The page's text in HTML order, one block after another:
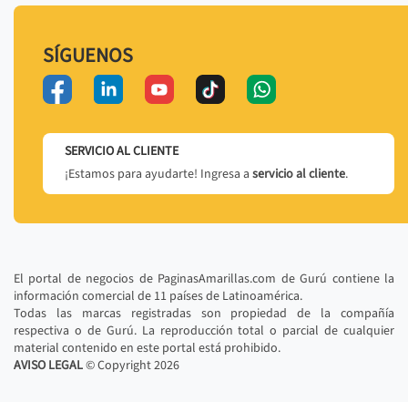
SÍGUENOS
SERVICIO AL CLIENTE
¡Estamos para ayudarte! Ingresa a servicio al cliente.
El portal de negocios de PaginasAmarillas.com de Gurú contiene la
información comercial de 11 países de Latinoamérica.
Todas las marcas registradas son propiedad de la compañía
respectiva o de Gurú. La reproducción total o parcial de cualquier
material contenido en este portal está prohibido.
AVISO LEGAL© Copyright2026